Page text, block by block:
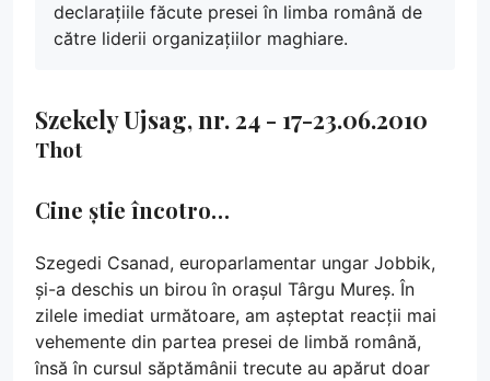
declarațiile făcute presei în limba română de
către liderii organizațiilor maghiare.
Szekely Ujsag, nr. 24 - 17-23.06.2010
Thot
Cine știe încotro…
Szegedi Csanad, europarlamentar ungar Jobbik,
și-a deschis un birou în orașul Târgu Mureș. În
zilele imediat următoare, am așteptat reacții mai
vehemente din partea presei de limbă română,
însă în cursul săptămânii trecute au apărut doar